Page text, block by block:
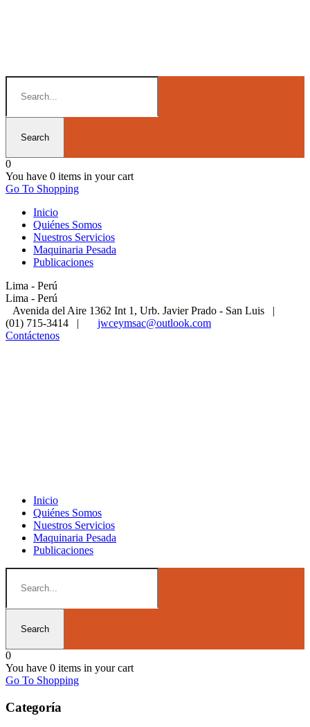
0
You have 0 items in your cart
Go To Shopping
Inicio
Quiénes Somos
Nuestros Servicios
Maquinaria Pesada
Publicaciones
Lima - Perú
Lima - Perú
Avenida del Aire 1362 Int 1, Urb. Javier Prado - San Luis
|
(01) 715-3414
|
jwceymsac@outlook.com
Contáctenos
Inicio
Quiénes Somos
Nuestros Servicios
Maquinaria Pesada
Publicaciones
0
You have 0 items in your cart
Go To Shopping
Categoría